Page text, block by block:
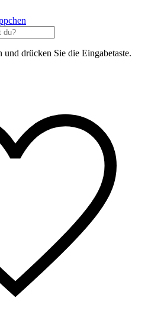
drücken Sie die Eingabetaste.